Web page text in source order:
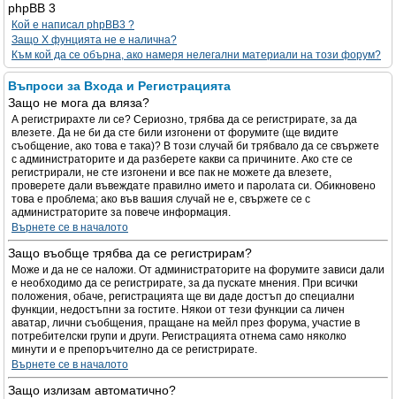
phpBB 3
Кой е написал phpBB3 ?
Защо X фунцията не е налична?
Към кой да се обърна, ако намеря нелегални материали на този форум?
Въпроси за Входа и Регистрацията
Защо не мога да вляза?
А регистрирахте ли се? Сериозно, трябва да се регистрирате, за да
влезете. Да не би да сте били изгонени от форумите (ще видите
съобщение, ако това е така)? В този случай би трябвало да се свържете
с администраторите и да разберете какви са причините. Ако сте се
регистрирали, не сте изгонени и все пак не можете да влезете,
проверете дали въвеждате правилно името и паролата си. Обикновено
това е проблема; ако във вашия случай не е, свържете се с
администраторите за повече информация.
Върнете се в началото
Защо въобще трябва да се регистрирам?
Може и да не се наложи. От администраторите на форумите зависи дали
е необходимо да се регистрирате, за да пускате мнения. При всички
положения, обаче, регистрацията ще ви даде достъп до специални
функции, недостъпни за гостите. Някои от тези функции са личен
аватар, лични съобщения, пращане на мейл през форума, участие в
потребителски групи и други. Регистрацията отнема само няколко
минути и е препоръчително да се регистрирате.
Върнете се в началото
Защо излизам автоматично?